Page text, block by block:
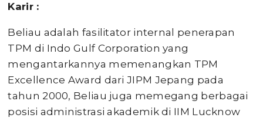
Karir :
Beliau adalah fasilitator internal penerapan
TPM di Indo Gulf Corporation yang
mengantarkannya memenangkan TPM
Excellence Award dari JIPM Jepang pada
tahun 2000, Beliau juga memegang berbagai
posisi administrasi akademik di IIM Lucknow